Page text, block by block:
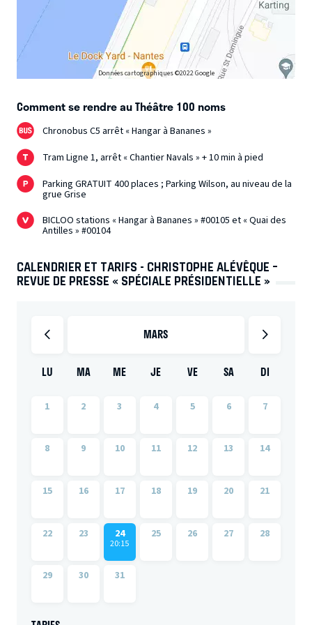
bonne heure et demie ! Si vous considérez que ce sont des
pitres, n’oubliez pas que Christophe en est le roi.
Données cartographiques ©2022 Google
Comment se rendre au Théâtre 100 noms
Chronobus C5 arrêt « Hangar à Bananes »
Tram Ligne 1, arrêt « Chantier Navals » + 10 min à pied
Parking GRATUIT 400 places ; Parking Wilson, au niveau de la
grue Grise
BICLOO stations « Hangar à Bananes » #00105 et « Quai des
Antilles » #00104
CALENDRIER ET TARIFS - CHRISTOPHE ALÉVÊQUE –
REVUE DE PRESSE « SPÉCIALE PRÉSIDENTIELLE »
MARS
LU MA ME JE VE SA DI
1 2 3 4 5 6 7
8 9 10 11 12 13 14
15 16 17 18 19 20 21
22 23 24
20:15
25 26 27 28
29 30 31